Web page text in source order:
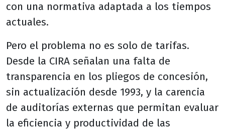
con una normativa adaptada a los tiempos
actuales.
Pero el problema no es solo de tarifas.
Desde la CIRA señalan una falta de
transparencia en los pliegos de concesión,
sin actualización desde 1993, y la carencia
de auditorías externas que permitan evaluar
la eficiencia y productividad de las